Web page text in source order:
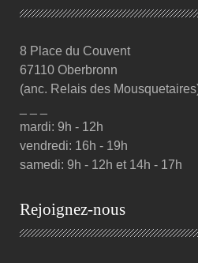
8 Place du Couvent
67110 Oberbronn
(anc. Relais des
mardi: 9h - 12h
vendredi: 16h - 19h
samedi: 9h - 12h et 14h - 17h
Rejoignez-nous